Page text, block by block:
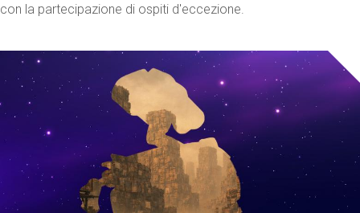
con la partecipazione di ospiti d'eccezione.